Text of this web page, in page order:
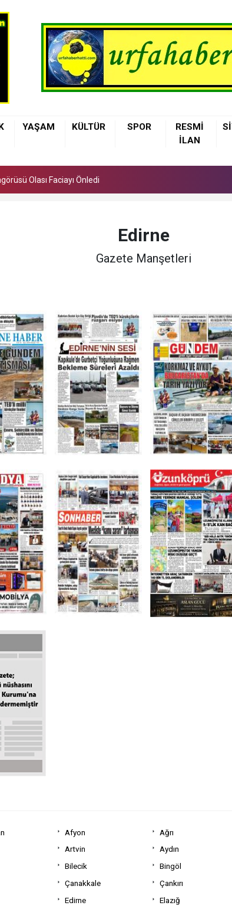
YAŞAM KÜLTÜR SPOR
RESMİ
İLAN
Belediyesi Çocuklara Basketbol Eğitimi Veriyor
Olası Faciayı Önledi
Edirne
Gazete Manşetleri
Afyon Ağrı
Artvin Aydın
Bilecik Bingöl
Çanakkale Çankırı
Edirne Elazığ